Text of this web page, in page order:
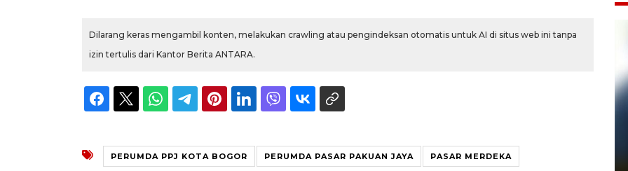
Dilarang keras mengambil konten, melakukan crawling atau pengindeksan otomatis untuk AI di situs web ini tanpa
izin tertulis dari Kantor Berita ANTARA.
PERUMDA PPJ KOTA BOGOR PERUMDA PASAR PAKUAN JAYA PASAR MERDEKA
sampai 8 tahan?
1 Juni 2026 05:47